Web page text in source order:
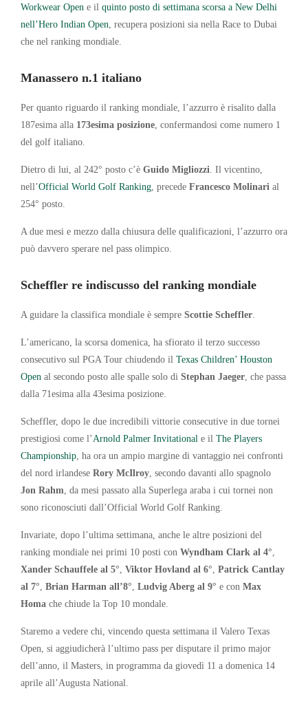
Workwear Open e il quinto posto di settimana scorsa a New Delhi
nell’Hero Indian Open , recupera posizioni sia nella Race to Dubai
che nel ranking mondiale.
Manassero n.1 italiano
Per quanto riguardo il ranking mondiale, l’azzurro è risalito dalla
187esima alla 173esima posizione , confermandosi come numero 1
del golf italiano.
Dietro di lui, al 242° posto c’è Guido Migliozzi . Il vicentino,
nell’Official World Golf Ranking , precede Francesco Molinari al
254° posto.
A due mesi e mezzo dalla chiusura delle qualificazioni, l’azzurro ora
può davvero sperare nel pass olimpico.
Scheffler re indiscusso del ranking mondiale
A guidare la classifica mondiale è sempre Scottie Scheffler
L’americano, la scorsa domenica, ha sfiorato il terzo successo
consecutivo sul PGA Tour chiudendo il Texas Children’ Houston
Open al secondo posto alle spalle solo di Stephan Jaeger , che passa
dalla 71esima alla 43esima posizione.
Scheffler, dopo le due incredibili vittorie consecutive in due tornei
prestigiosi come l’Arnold Palmer Invitational e il The Players
Championship , ha ora un ampio margine di vantaggio nei confronti
del nord irlandese Rory McIlroy , secondo davanti allo spagnolo
Jon Rahm , da mesi passato alla Superlega araba i cui tornei non
sono riconosciuti dall’Official World Golf Ranking.
Invariate, dopo l’ultima settimana, anche le altre posizioni del
ranking mondiale nei primi 10 posti con Wyndham Clark al 4°
Xander Schauffele al 5° Viktor Hovland al 6° Patrick Cantlay
al 7° Brian Harman all’8° Ludvig Aberg al 9° e con Max
Homa che chiude la Top 10 mondale.
Staremo a vedere chi, vincendo questa settimana il Valero Texas
Open, si aggiudicherà l’ultimo pass per disputare il primo major
dell’anno, il Masters, in programma da giovedì 11 a domenica 14
aprile all’Augusta National.